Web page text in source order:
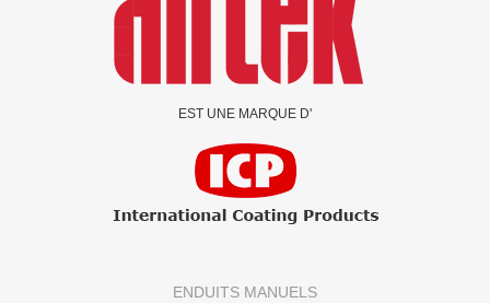
EST UNE MARQUE D'
ENDUITS MANUELS